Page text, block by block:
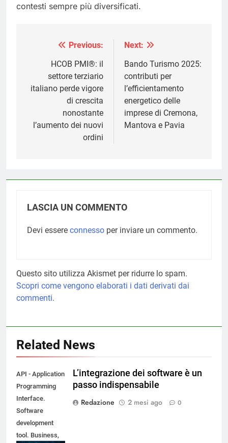
contesti sempre più diversificati.
Navigazione
articoli
Previous:
HCOB PMI®: il
settore terziario
italiano perde vigore
di crescita
nonostante
l’aumento dei nuovi
ordini
Next:
Bando Turismo 2025:
contributi per
l’efficientamento
energetico delle
imprese di Cremona,
Mantova e Pavia
LASCIA UN COMMENTO
Devi essere connesso per inviare un commento.
Questo sito utilizza Akismet per ridurre lo spam.
Scopri come vengono elaborati i dati derivati dai
commenti.
Related News
API - Application
Programming
Interface.
Software
development
tool. Business,
L’integrazione dei software è un
passo indispensabile
Redazione
2 mesi ago 0